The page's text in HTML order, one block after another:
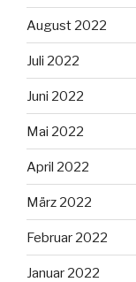
August 2022
Juli 2022
Juni 2022
Mai 2022
April 2022
März 2022
Februar 2022
Januar 2022